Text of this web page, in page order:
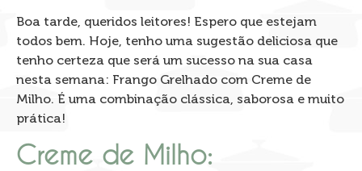
Boa tarde, queridos leitores! Espero que estejam
todos bem. Hoje, tenho uma sugestão deliciosa que
tenho certeza que será um sucesso na sua casa
nesta semana: Frango Grelhado com Creme de
Milho. É uma combinação clássica, saborosa e muito
prática!
Creme de Milho: